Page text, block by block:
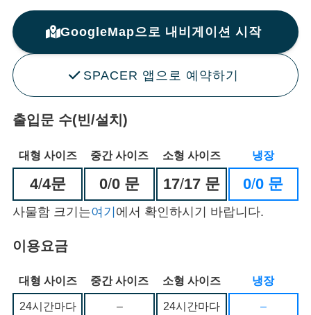
GoogleMap으로 내비게이션 시작
SPACER 앱으로 예약하기
출입문 수(빈/설치)
대형 사이즈 중간 사이즈 소형 사이즈 냉장
4/4문 0/0 문 17/17 문 0/0 문
사물함 크기는여기 에서 확인하시기 바랍니다.
이용요금
대형 사이즈 중간 사이즈 소형 사이즈 냉장
24시간마다 – 24시간마다 –